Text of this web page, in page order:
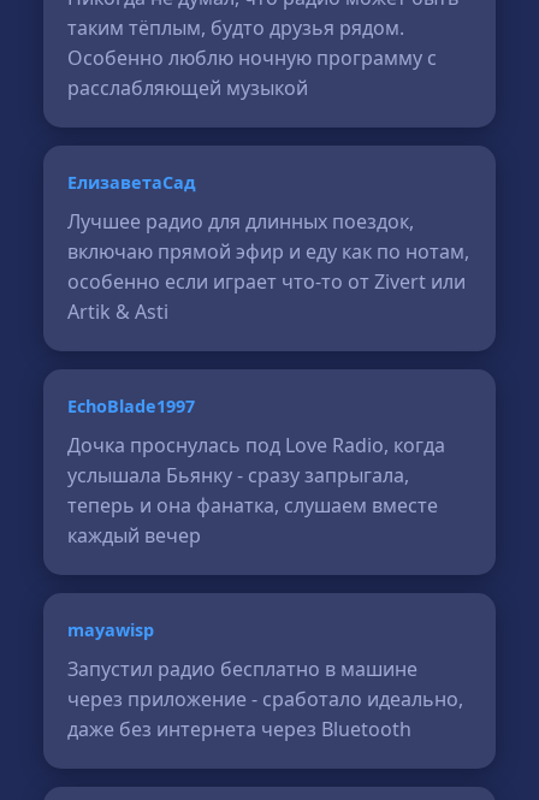
таким тёплым, будто друзья рядом.
Особенно люблю ночную программу с
расслабляющей музыкой
ЕлизаветаСад
Лучшее радио для длинных поездок,
включаю прямой эфир и еду как по нотам,
особенно если играет что-то от Zivert или
Artik & Asti
EchoBlade1997
Дочка проснулась под Love Radio, когда
услышала Бьянку - сразу запрыгала,
теперь и она фанатка, слушаем вместе
каждый вечер
mayawisp
Запустил радио бесплатно в машине
через приложение - сработало идеально,
даже без интернета через Bluetooth